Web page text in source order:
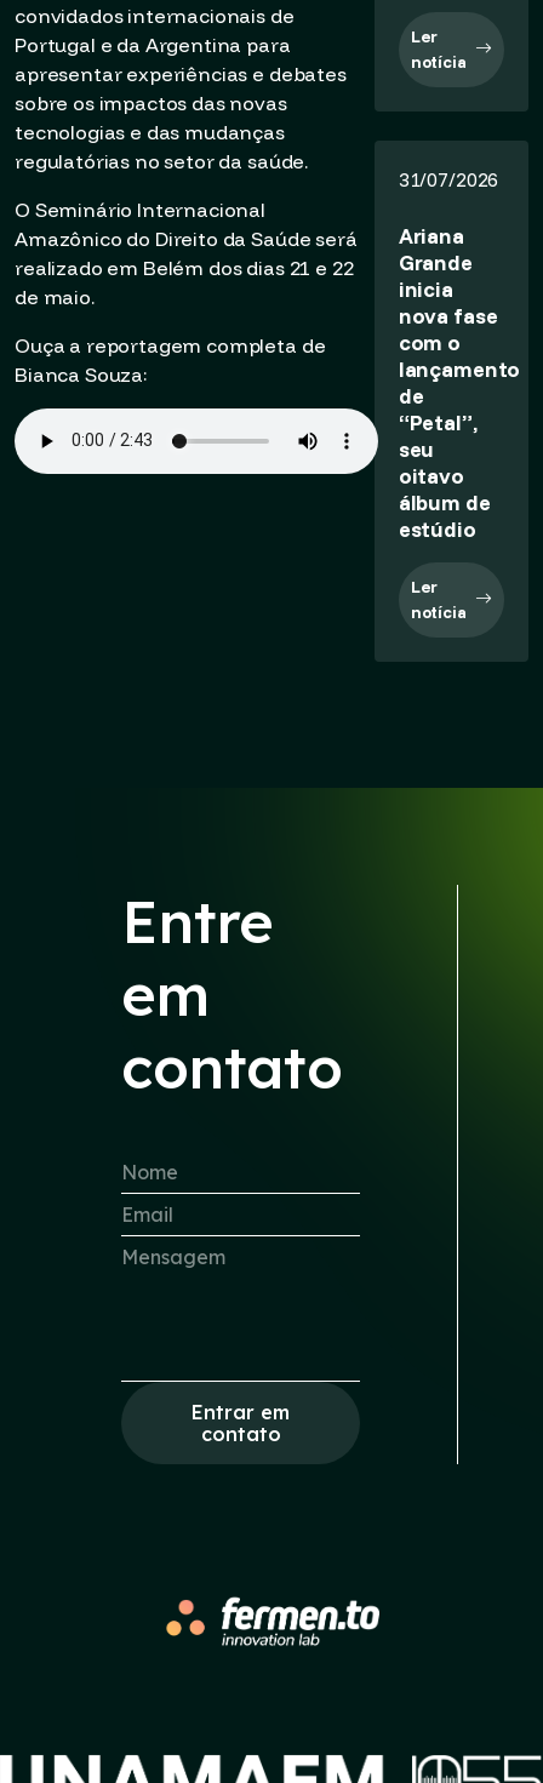
convidados internacionais de
Portugal e da Argentina para
apresentar experiências e debates
sobre os impactos das novas
tecnologias e das mudanças
regulatórias no setor da saúde.
O Seminário Internacional
Amazônico do Direito da Saúde será
realizado em Belém dos dias 21 e 22
de maio.
Ouça a reportagem completa de
Bianca Souza:
Ler
notícia
31/07/2026
Ariana
Grande
inicia
nova fase
com o
lançamento
de
“Petal”,
seu
oitavo
álbum de
estúdio
Ler
notícia
Entre
em
contato
Entrar em
contato